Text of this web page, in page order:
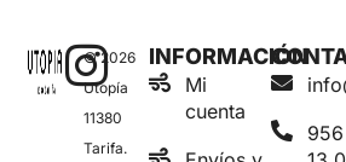
© 2026
Utopía
11380
Tarifa.
INFORMACIÓN
Mi
cuenta